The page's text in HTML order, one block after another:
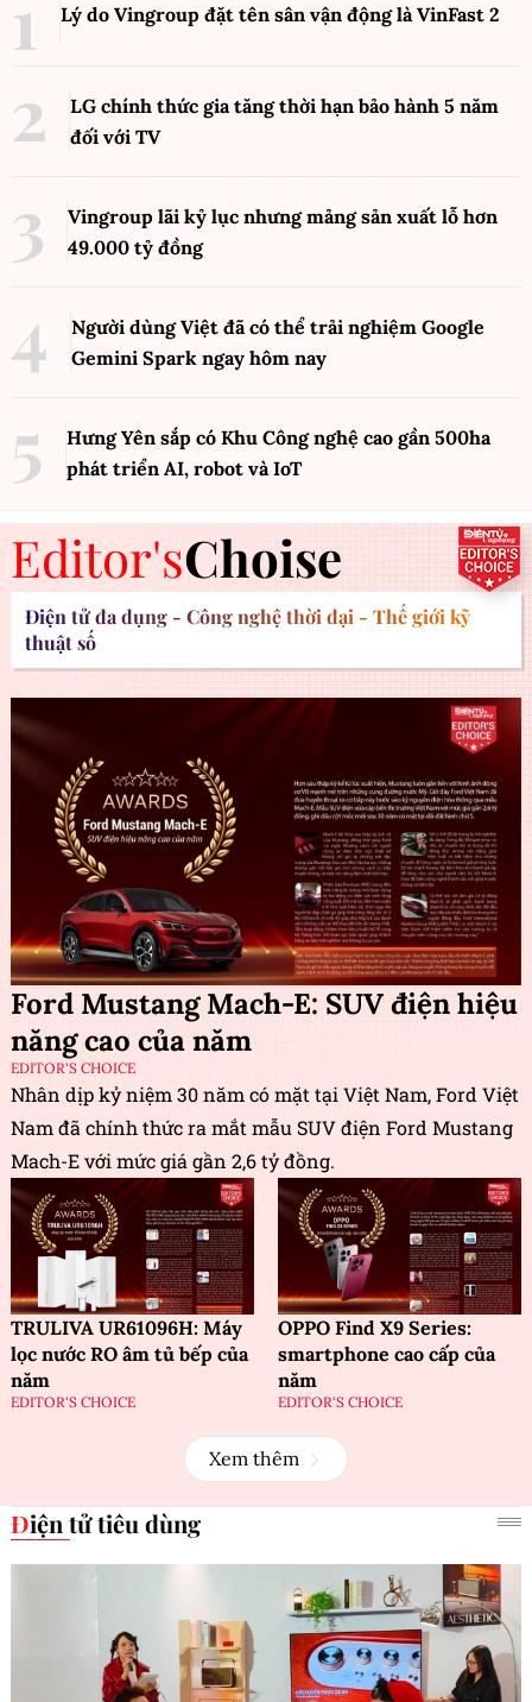
Lý do Vingroup đặt tên sân vận động là VinFast 2
LG chính thức gia tăng thời hạn bảo hành 5 năm
đối với TV
Vingroup lãi kỷ lục nhưng mảng sản xuất lỗ hơn
49.000 tỷ đồng
Người dùng Việt đã có thể trải nghiệm Google
Gemini Spark ngay hôm nay
Hưng Yên sắp có Khu Công nghệ cao gần 500ha
phát triển AI, robot và IoT
Editor'sChoise
Điện tử đa dụng - Công nghệ thời đại - Thế giới kỹ
thuật số
Ford Mustang Mach-E: SUV điện hiệu
năng cao của năm
EDITOR'S CHOICE
Nhân dịp kỷ niệm 30 năm có mặt tại Việt Nam, Ford Việt
Nam đã chính thức ra mắt mẫu SUV điện Ford Mustang
Mach-E với mức giá gần 2,6 tỷ đồng.
TRULIVA UR61096H: Máy
lọc nước RO âm tủ bếp của
năm
EDITOR'S CHOICE
OPPO Find X9 Series:
smartphone cao cấp của
năm
EDITOR'S CHOICE
Xem thêm
Điện tử tiêu dùng